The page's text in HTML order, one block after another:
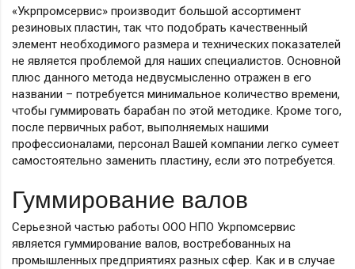
«Укрпромсервис» производит большой ассортимент
резиновых пластин, так что подобрать качественный
элемент необходимого размера и технических показателей
не является проблемой для наших специалистов. Основной
плюс данного метода недвусмысленно отражен в его
названии – потребуется минимальное количество времени,
чтобы гуммировать барабан по этой методике. Кроме того,
после первичных работ, выполняемых нашими
профессионалами, персонал Вашей компании легко сумеет
самостоятельно заменить пластину, если это потребуется.
Гуммирование валов
Серьезной частью работы ООО НПО Укрпомсервис
является гуммирование валов, востребованных на
промышленных предприятиях разных сфер. Как и в случае